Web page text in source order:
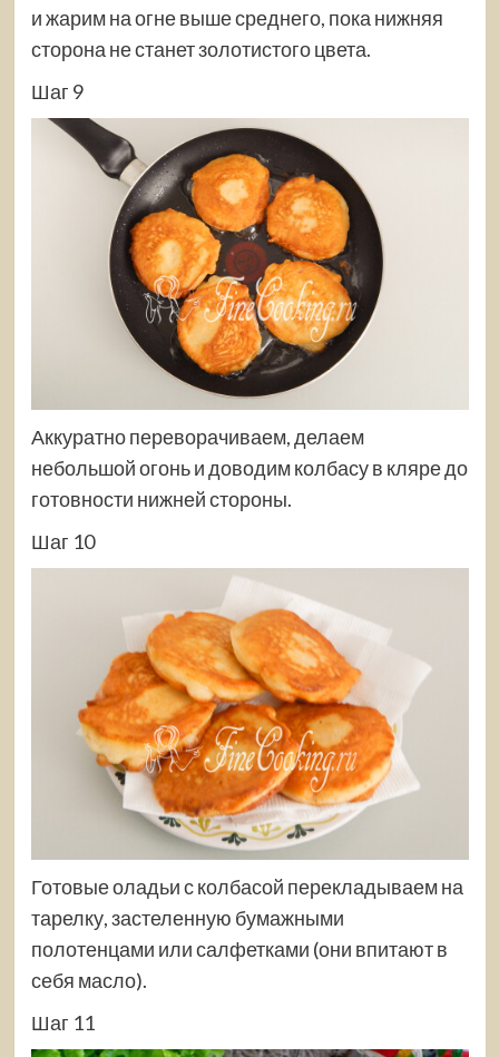
и жарим на огне выше среднего, пока нижняя
сторона не станет золотистого цвета.
Шаг 9
Аккуратно переворачиваем, делаем
небольшой огонь и доводим колбасу в кляре до
готовности нижней стороны.
Шаг 10
Готовые оладьи с колбасой перекладываем на
тарелку, застеленную бумажными
полотенцами или салфетками (они впитают в
себя масло).
Шаг 11